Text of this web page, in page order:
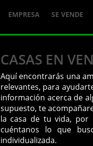
EMPRESA SE VENDE
CASAS EN
Aquí encontrarás una
relevantes, para
información acerca de
supuesto, te
la casa de tu vida, por
cuéntanos lo que
individualizada.